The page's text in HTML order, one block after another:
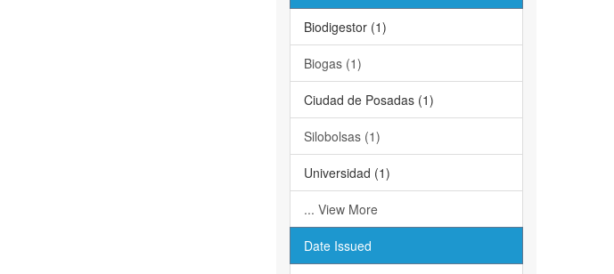
Biodigestor (1)
Biogas (1)
Ciudad de Posadas (1)
Silobolsas (1)
Universidad (1)
... View More
Date Issued